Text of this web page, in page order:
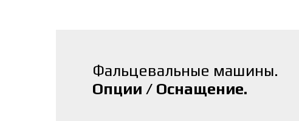
Фальцевальные машины.
Опции / Оснащение.